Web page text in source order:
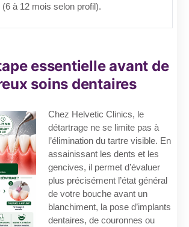
à 12 mois selon profil).
essentielle avant de
soins dentaires
Chez Helvetic Clinics, le
détartrage ne se limite pas à
l’élimination du tartre visible. En
assainissant les dents et les
gencives, il permet d’évaluer
plus précisément l’état général
de votre bouche avant un
blanchiment, la pose d’implants
dentaires, de couronnes ou